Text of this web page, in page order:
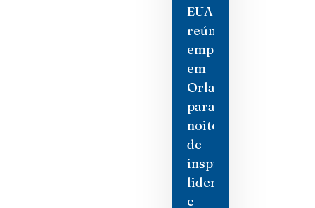
EUA
reúne
empresárias
em
Orlando
para
noite
de
inspiração,
liderança
e